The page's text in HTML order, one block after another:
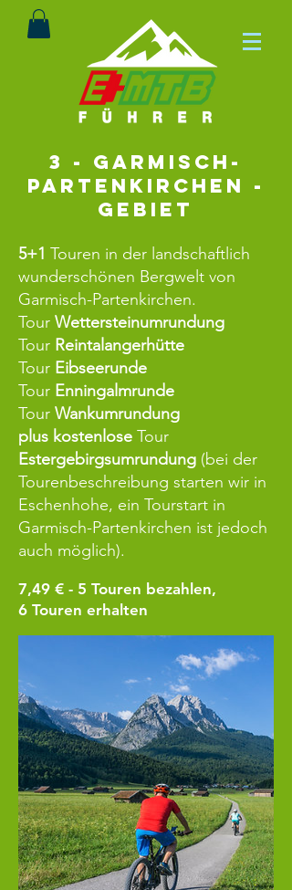
3 - Garmisch-
Partenkirchen -
Gebiet
5+1 Touren in der landschaftlich
wunderschönen Bergwelt von
Garmisch-Partenkirchen.
Tour Wettersteinumrundung
Tour Reintalangerhütte
Tour Eibseerunde
Tour Enningalmrunde
Tour Wankumrundung
plus kostenlose Tour
Estergebirgsumrundung (bei der
Tourenbeschreibung starten wir in
Eschenhohe, ein Tourstart in
Garmisch-Partenkirchen ist jedoch
auch möglich).
7,49 € - 5 Touren bezahlen,
6 Touren erhalten